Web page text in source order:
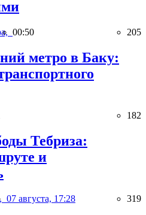
00:50 205
метро в Баку:
182
Тебриза:
и
07 августа, 17:28 319